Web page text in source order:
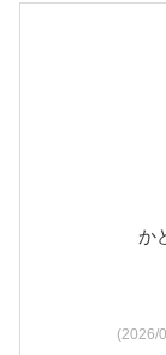
か
(2026/